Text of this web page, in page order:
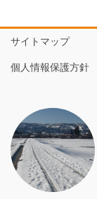
サイトマップ
個人情報保護方針